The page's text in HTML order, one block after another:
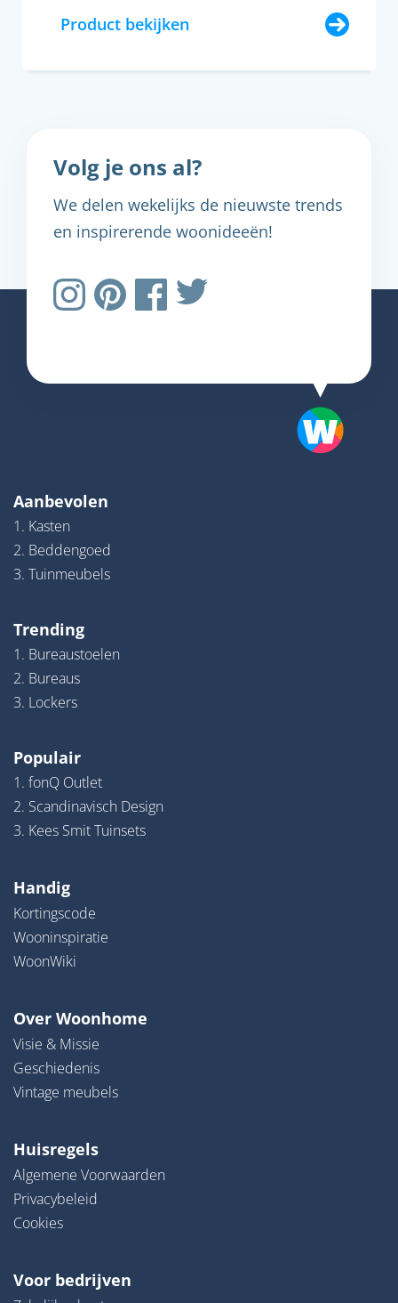
Product bekijken
Volg je ons al?
We delen wekelijks de nieuwste trends
en inspirerende woonideeën!
Aanbevolen
1. Kasten
2. Beddengoed
3. Tuinmeubels
Trending
1. Bureaustoelen
2. Bureaus
3. Lockers
Populair
1. fonQ Outlet
2. Scandinavisch Design
3. Kees Smit Tuinsets
Handig
Kortingscode
Wooninspiratie
WoonWiki
Over Woonhome
Visie & Missie
Geschiedenis
Vintage meubels
Huisregels
Algemene Voorwaarden
Privacybeleid
Cookies
Voor bedrijven